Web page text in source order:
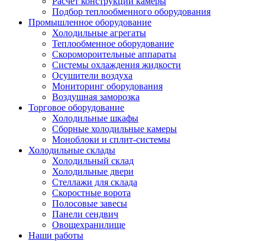
Подбор теплообменного оборудования
Промышленное оборудование
Холодильные агрегаты
Теплообменное оборудование
Скоромороительные аппараты
Системы охлаждения жидкости
Осушители воздуха
Мониторинг оборудования
Воздушная заморозка
Торговое оборудование
Холодильные шкафы
Сборные холодильные камеры
Моноблоки и сплит-системы
Холодильные склады
Холодильный склад
Холодильные двери
Стеллажи для склада
Скоростные ворота
Полосовые завесы
Панели сендвич
Овощехранилище
Наши работы